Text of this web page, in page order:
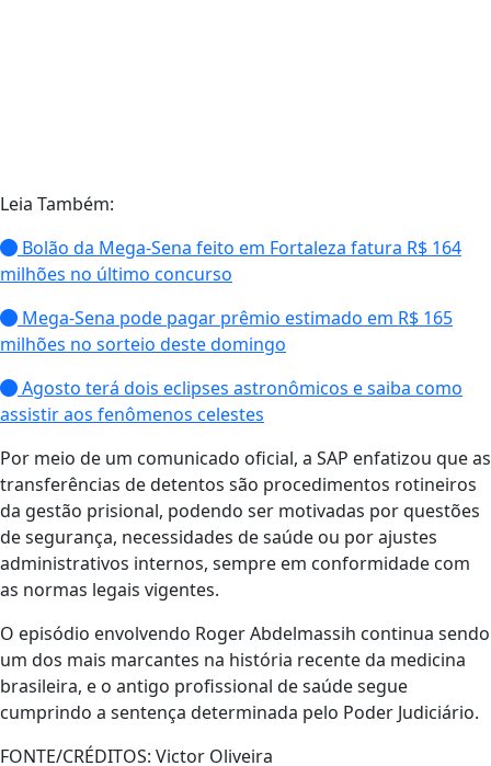
Leia Também:
Bolão da Mega-Sena feito em Fortaleza fatura R$ 164
milhões no último concurso
Mega-Sena pode pagar prêmio estimado em R$ 165
milhões no sorteio deste domingo
Agosto terá dois eclipses astronômicos e saiba como
assistir aos fenômenos celestes
Por meio de um comunicado oficial, a SAP enfatizou que as
transferências de detentos são procedimentos rotineiros
da gestão prisional, podendo ser motivadas por questões
de segurança, necessidades de saúde ou por ajustes
administrativos internos, sempre em conformidade com
as normas legais vigentes.
O episódio envolvendo Roger Abdelmassih continua sendo
um dos mais marcantes na história recente da medicina
brasileira, e o antigo profissional de saúde segue
cumprindo a sentença determinada pelo Poder Judiciário.
FONTE/CRÉDITOS: Victor Oliveira